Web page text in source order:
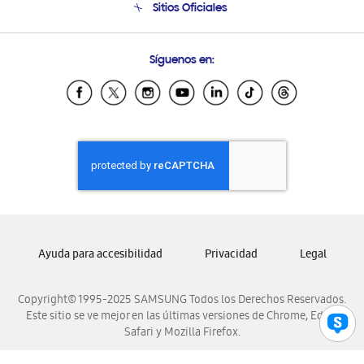
Soporte vía eMail
Sitios Oficiales
Samsung Ecuador
Samsung El Salvador
Samsung Honduras
Samsung Nicaragua
Samsung Panamá
Samsung Venezuela
Síguenos en:
Copyright© 1995-2025 SAMSUNG Todos los Derechos Reservados.
Este sitio se ve mejor en las últimas versiones de Chrome, Edge,
Safari y Mozilla Firefox.
Ayuda para accesibilidad Privacidad Legal